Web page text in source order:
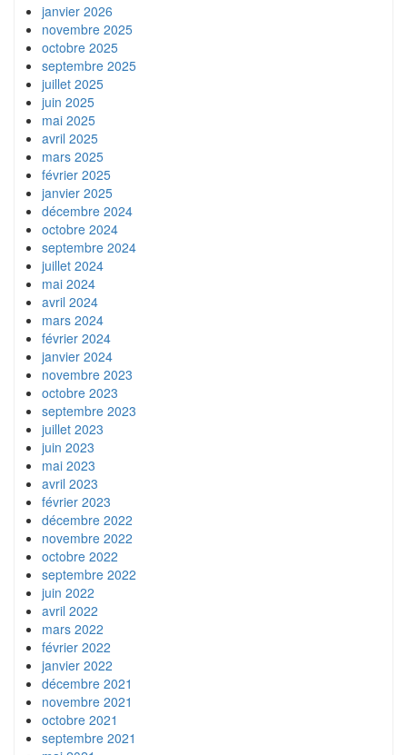
janvier 2026
novembre 2025
octobre 2025
septembre 2025
juillet 2025
juin 2025
mai 2025
avril 2025
mars 2025
février 2025
janvier 2025
décembre 2024
octobre 2024
septembre 2024
juillet 2024
mai 2024
avril 2024
mars 2024
février 2024
janvier 2024
novembre 2023
octobre 2023
septembre 2023
juillet 2023
juin 2023
mai 2023
avril 2023
février 2023
décembre 2022
novembre 2022
octobre 2022
septembre 2022
juin 2022
avril 2022
mars 2022
février 2022
janvier 2022
décembre 2021
novembre 2021
octobre 2021
septembre 2021